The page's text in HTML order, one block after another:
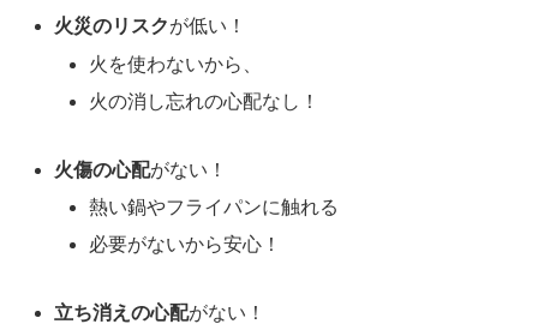
火災のリスクが低い！
火を使わないから、
火の消し忘れの心配なし！
火傷の心配がない！
熱い鍋やフライパンに触れる
必要がないから安心！
立ち消えの心配がない！